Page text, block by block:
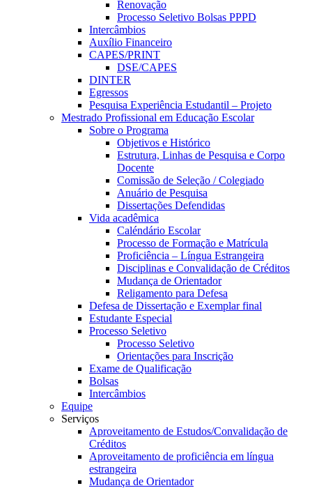
Renovação
Processo Seletivo Bolsas PPPD
Intercâmbios
Auxílio Financeiro
CAPES/PRINT
DSE/CAPES
DINTER
Egressos
Pesquisa Experiência Estudantil – Projeto
Mestrado Profissional em Educação Escolar
Sobre o Programa
Objetivos e Histórico
Estrutura, Linhas de Pesquisa e Corpo
Docente
Comissão de Seleção / Colegiado
Anuário de Pesquisa
Dissertações Defendidas
Vida acadêmica
Caléndário Escolar
Processo de Formação e Matrícula
Proficiência – Língua Estrangeira
Disciplinas e Convalidação de Créditos
Mudança de Orientador
Religamento para Defesa
Defesa de Dissertação e Exemplar final
Estudante Especial
Processo Seletivo
Processo Seletivo
Orientações para Inscrição
Exame de Qualificação
Bolsas
Intercâmbios
Equipe
Serviços
Aproveitamento de Estudos/Convalidação de
Créditos
Aproveitamento de proficiência em língua
estrangeira
Mudança de Orientador